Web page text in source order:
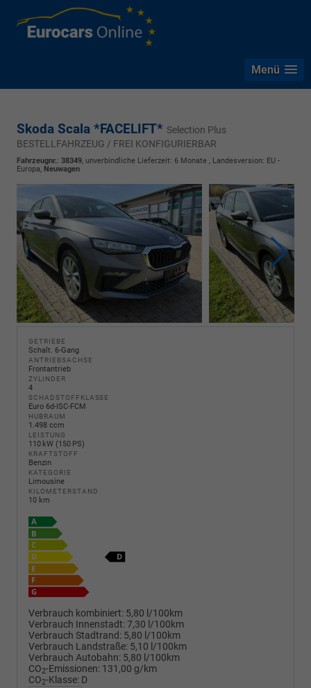
Menü
Skoda Scala *FACELIFT* Selection Plus
BESTELLFAHRZEUG / FREI KONFIGURIERBAR
Fahrzeugnr.: 38349, unverbindliche Lieferzeit: 6 Monate , Landesversion: EU -
Europa, Neuwagen
GETRIEBE
Schalt. 6-Gang
ANTRIEBSACHSE
Frontantrieb
ZYLINDER
4
SCHADSTOFFKLASSE
Euro 6d-ISC-FCM
HUBRAUM
1.498 ccm
LEISTUNG
110 kW (150 PS)
KRAFTSTOFF
Benzin
KATEGORIE
Limousine
KILOMETERSTAND
10 km
Verbrauch kombiniert: 5,80 l/100km
Verbrauch Innenstadt:7,30 l/100km
Verbrauch Stadtrand: 5,80 l/100km
Verbrauch Landstraße: 5,10 l/100km
Verbrauch Autobahn: 5,80 l/100km
CO2-Emissionen: 131,00 g/km
CO2-Klasse: D